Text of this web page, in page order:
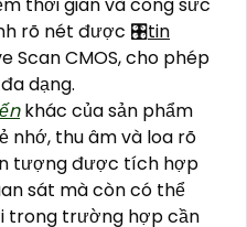
rõ nét được 🎛tin
Scan CMOS, cho phép
dạng.
khác của sản phẩm
nhớ, thu âm và loa rõ
tượng được tích hợp
sát mà còn có thể
trong trường hợp cần